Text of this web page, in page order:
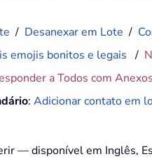
/ Desanexar em Lote /
emojis bonitos e legais /
a Todos com Anexos
:Adicionar contato em
— disponível em Inglês,